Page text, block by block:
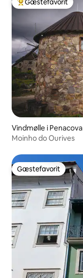
Bedste gæstefavorit
Gæstefavorit
Vindmølle i Penacova
Moinho do Ourives
Gæstefavorit
Gæstefavorit